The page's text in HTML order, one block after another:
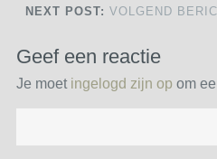
NEXT POST: VOLGEND
Geef een reactie
Je moet ingelogd zijn op om